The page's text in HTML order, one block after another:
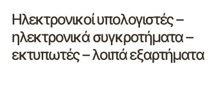
Ηλεκτρονικοί υπολογιστές –
ηλεκτρονικά συγκροτήματα –
εκτυπωτές – λοιπά εξαρτήματα